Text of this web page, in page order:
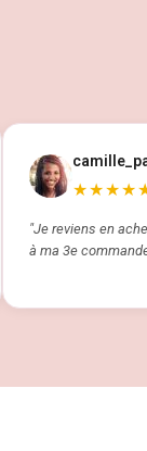
"Je reviens en
à ma 3e